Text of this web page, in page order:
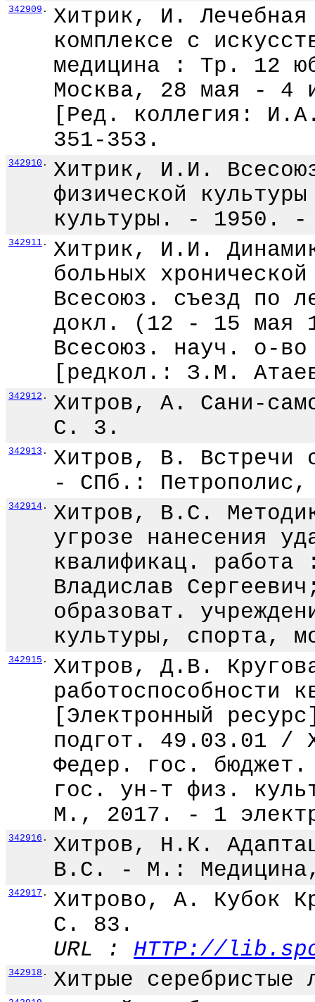
342909 .
Хитрик, И. Лечебная
комплексе с
медицина : Тр. 12
Москва, 28 мая - 4
[Ред. коллегия:
351-353.
342910 .
Хитрик, И.И.
физической
культуры. -
342911 .
Хитрик, И.И.
больных
Всесоюз. съезд по
докл. (12 - 15 мая
Всесоюз. науч. о-
[редкол.: З.М.
342912 .
Хитров, А. Сани-
С. 3.
342913 .
Хитров, В. Встречи
- СПб.:
342914 .
Хитров, В.С.
угрозе нанесения
квалификац.
Владислав
образоват.
культуры, спорта,
342915 .
Хитров, Д.В.
работоспособности
[Электронный
подгот. 49.03.01 /
Федер. гос. бюджет.
гос. ун-т физ.
М., 2017. - 1
342916 .
Хитров, Н.К.
В.С. - М.:
342917 .
Хитрово, А. Кубок
С. 83.
URL : HTTP://
342918 . Хитрые